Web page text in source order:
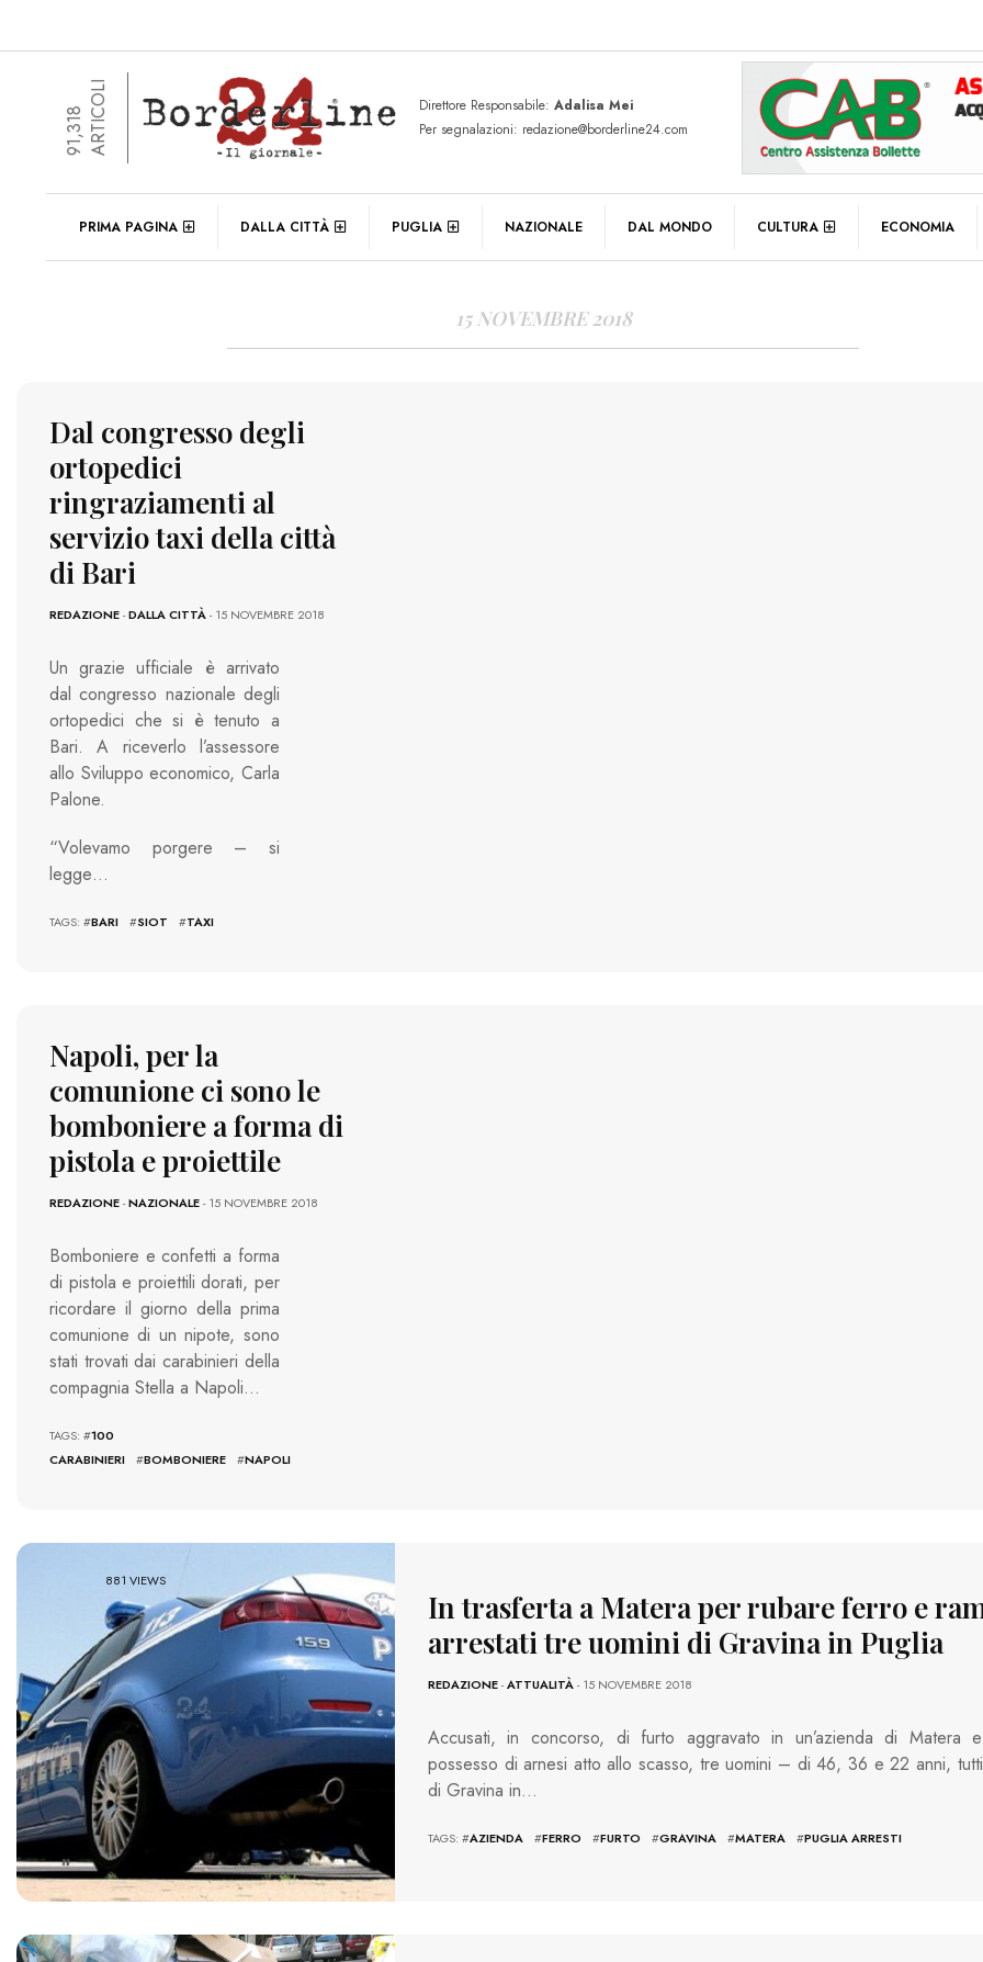
91,318ARTICOLI Direttore Responsabile: Adalisa Mei
Per segnalazioni: redazione@borderline24.com
PRIMA PAGINA DALLA CITTÀ PUGLIA NAZIONALE DAL MONDO CULTURA ECONOMIA
DAILY ARCHIVES
15 NOVEMBRE 2018
Dal congresso degli
ortopedici
ringraziamenti al
servizio taxi della città
di Bari
REDAZIONE-DALLA CITTÀ- 15 NOVEMBRE 2018
Un grazie ufficiale è arrivato
dal congresso nazionale degli
ortopedici che si è tenuto a
Bari. A riceverlo l’assessore
allo Sviluppo economico, Carla
Palone.
“Volevamo porgere – si
legge…
TAGS: #BARI #SIOT #TAXI
Napoli, per la
comunione ci sono le
bomboniere a forma di
pistola e proiettile
REDAZIONE-NAZIONALE- 15 NOVEMBRE 2018
Bomboniere e confetti a forma
di pistola e proiettili dorati, per
ricordare il giorno della prima
comunione di un nipote, sono
stati trovati dai carabinieri della
compagnia Stella a Napoli…
TAGS: #100
CARABINIERI
#BOMBONIERE #NAPOLI
881 VIEWS
In trasferta a Matera per rubare ferro e
arrestati tre uomini di Gravina in Puglia
REDAZIONE-ATTUALITÀ- 15 NOVEMBRE 2018
Accusati, in concorso, di furto aggravato in un’azienda di Matera e
possesso di arnesi atto allo scasso, tre uomini – di 46, 36 e 22 anni, tutti
di Gravina in…
TAGS: #AZIENDA #FERRO #FURTO #GRAVINA #MATERA #PUGLIA ARRESTI